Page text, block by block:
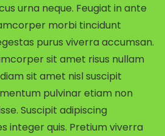
urna neque. Feugiat in ante
morbi tincidunt
purus viverra accumsan.
sit amet risus nullam
sit amet nisl suscipit
pulvinar etiam non
Suscipit adipiscing
integer quis. Pretium viverra